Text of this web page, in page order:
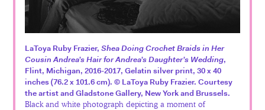
LaToya Ruby Frazier,Shea Doing Crochet Braids in Her
Cousin Andrea’s Hair for Andrea’s Daughter’s Wedding,
Flint, Michigan, 2016-2017, Gelatin silver print, 30 x 40
inches (76.2 x 101.6 cm). © LaToya Ruby Frazier. Courtesy
the artist and Gladstone Gallery, New York and Brussels.
Black and white photograph depicting a moment of